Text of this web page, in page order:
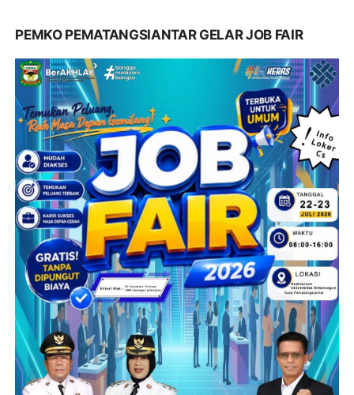
PEMKO PEMATANGSIANTAR GELAR JOB FAIR